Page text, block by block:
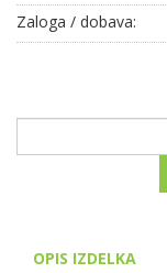
Zaloga / dobava:
OPIS IZDELKA